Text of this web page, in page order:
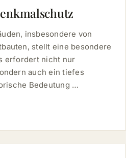
insbesondere von
stellt eine besondere
erfordert nicht nur
auch ein tiefes
Bedeutung …